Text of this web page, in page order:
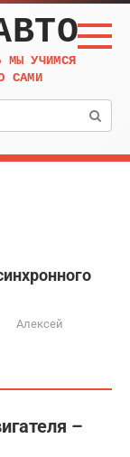
МЫ УЧИМСЯ
САМИ
Алексей
–